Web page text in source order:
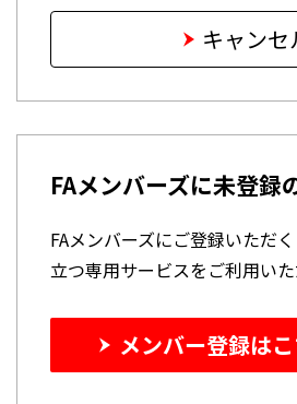
キャンセ
FAメンバーズに未登録
FAメンバーズにご登録いただ
立つ専用サービスをご利用いた
メンバー登録は